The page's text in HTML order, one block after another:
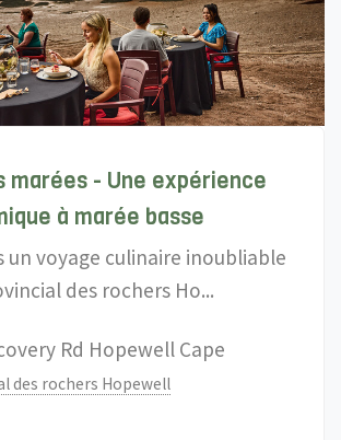
marées - Une expérience
à marée basse
un voyage culinaire inoubliable
des rochers Ho...
Rd Hopewell Cape
des rochers Hopewell